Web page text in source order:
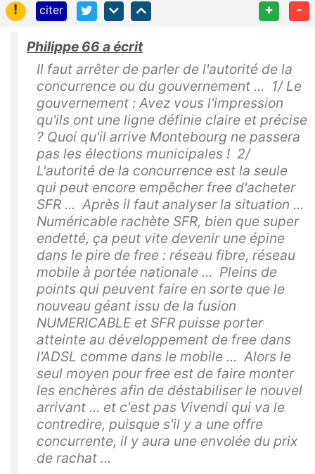
!
citer + -
Philippe 66 a écrit
Il faut arrêter de parler de l'autorité de la
concurrence ou du gouvernement ... 1/ Le
gouvernement : Avez vous l'impression
qu'ils ont une ligne définie claire et précise
? Quoi qu'il arrive Montebourg ne passera
pas les élections municipales ! 2/
L'autorité de la concurrence est la seule
qui peut encore empêcher free d'acheter
SFR ... Après il faut analyser la situation ...
Numéricable rachète SFR, bien que super
endetté, ça peut vite devenir une épine
dans le pire de free : réseau fibre, réseau
mobile à portée nationale ... Pleins de
points qui peuvent faire en sorte que le
nouveau géant issu de la fusion
NUMERICABLE et SFR puisse porter
atteinte au développement de free dans
l'ADSL comme dans le mobile ... Alors le
seul moyen pour free est de faire monter
les enchères afin de déstabiliser le nouvel
arrivant ... et c'est pas Vivendi qui va le
contredire, puisque s'il y a une offre
concurrente, il y aura une envolée du prix
de rachat ...